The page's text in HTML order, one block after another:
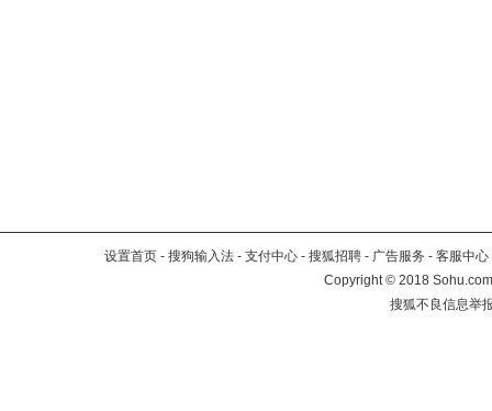
设置首页 - 搜狗输入法 - 支付中心 - 搜狐招聘 - 广告服务 - 客服中心
Copyright©2018
搜狐不良信息举